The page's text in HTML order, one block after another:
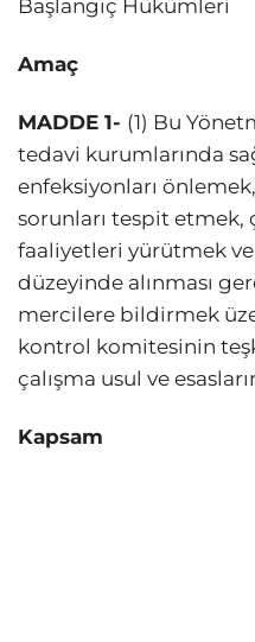
Başlangıç Hükümleri
Amaç
MADDE 1- (1) Bu
tedavi kurumlarında
enfeksiyonları
sorunları tespit etmek,
faaliyetleri yürütmek
düzeyinde alınması
mercilere bildirmek
kontrol komitesinin
çalışma usul ve
Kapsam